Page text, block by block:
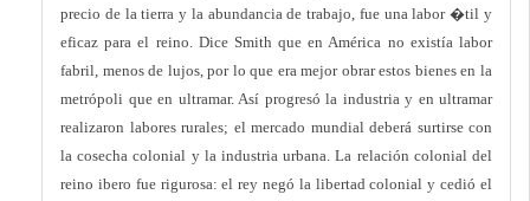
precio de la tierra y la abundancia de trabajo, fue una labor �til y
eficaz para el reino. Dice Smith que en América no existía labor
fabril, menos de lujos, por lo que era mejor obrar estos bienes en la
metrópoli que en ultramar. Así progresó la industria y en ultramar
realizaron labores rurales; el mercado mundial deberá surtirse con
la cosecha colonial y la industria urbana. La relación colonial del
reino ibero fue rigurosa: el rey negó la libertad colonial y cedió el